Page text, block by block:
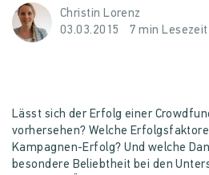
Christin Lorenz
03.03.2015
7 min Lesezeit
Lässt sich der Erfolg einer
vorhersehen? Welche
Kampagnen-Erfolg? Und welche
besondere Beliebtheit bei den